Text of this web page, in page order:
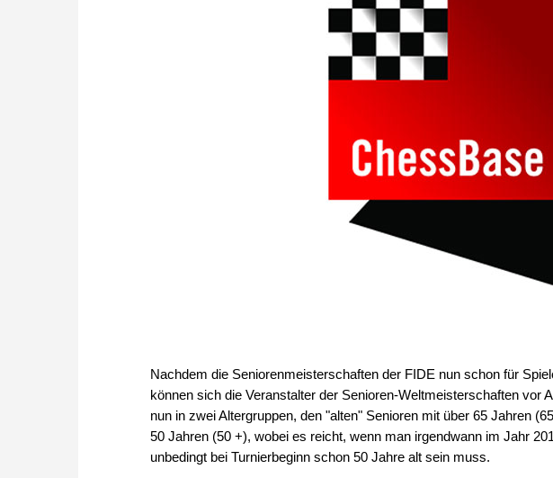
Nachdem die Seniorenmeisterschaften der FIDE nun schon für
können sich die Veranstalter der Senioren-Weltmeisterschaften vor
nun in zwei Altergruppen, den "alten" Senioren mit über 65 Jahren
50 Jahren (50 +), wobei es reicht, wenn man irgendwann im Jahr
unbedingt bei Turnierbeginn schon 50 Jahre alt sein muss.